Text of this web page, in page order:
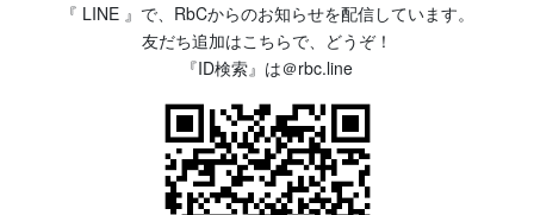
『 LINE 』で、RbCからのお知らせを配信しています。
友だち追加はこちらで、どうぞ！
『ID検索』は＠rbc.line